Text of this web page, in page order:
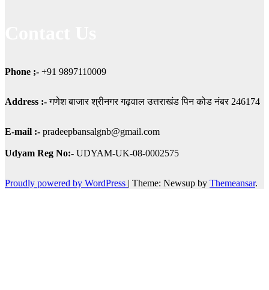
Phone ;- +91 9897110009
Address :-गणेश बाजार श्रीनगर गढ़वाल उत्तराखंड पिन कोड नंबर 246174
E-mail :- pradeepbansalgnb@gmail.com
Udyam Reg No:- UDYAM-UK-08-0002575
Proudly powered by WordPress | Theme: Newsup by Themeansar.